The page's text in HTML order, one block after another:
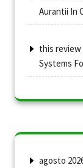
Aurantii In
this review
Systems
agosto